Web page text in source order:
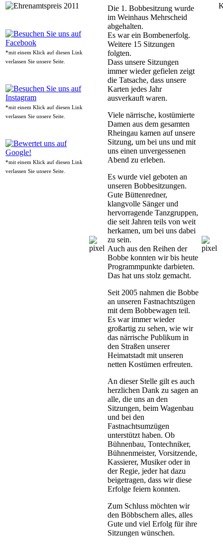
*mit einem Klick auf diesen Link
verlassen Sie unsere Seite.
*mit einem Klick auf diesen Link
verlassen Sie unsere Seite.
*mit einem Klick auf diesen Link
verlassen Sie unsere Seite.
Die 1. Bobbesitzung wurde
im Weinhaus Mehrscheid
abgehalten.
Es war ein Bombenerfolg.
Weitere 15 Sitzungen
folgten.
Dass unsere Sitzungen
immer wieder gefielen zeigt
die Tatsache, dass unsere
Karten jedes Jahr
ausverkauft waren.
Viele närrische, kostümierte
Damen aus dem gesamten
Rheingau kamen auf unsere
Sitzung, um bei uns und mit
uns einen unvergessenen
Abend zu erleben.
Es wurde viel geboten an
unseren Bobbesitzungen.
Gute Büttenredner,
klangvolle Sänger und
hervorragende Tanzgruppen,
die seit Jahren teils von weit
herkamen, um bei uns dabei
zu sein.
Auch aus den Reihen der
Bobbe konnten wir bis heute
Programmpunkte darbieten.
Das hat uns stolz gemacht.
Seit 2005 nahmen die Bobbe
an unseren Fastnachtszügen
mit dem Bobbewagen teil.
Es war immer wieder
großartig zu sehen, wie wir
das närrische Publikum in
den Straßen unserer
Heimatstadt mit unseren
netten Kostümen erfreuten.
An dieser Stelle gilt es auch
herzlichen Dank zu sagen an
alle, die uns an den
Sitzungen, beim Wagenbau
und bei den
Fastnachtsumzügen
unterstützt haben. Ob
Bühnenbau, Tontechniker,
Bühnenmeister, Vorsitzende,
Kassierer, Musiker oder in
der Regie, jeder hat dazu
beigetragen, dass wir diese
Erfolge feiern konnten.
Zum Schluss möchten wir
den Böbbschern alles, alles
Gute und viel Erfolg für ihre
Sitzungen wünschen.